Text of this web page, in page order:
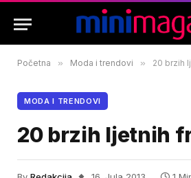
Početna » Moda i trendovi » 20 brzih
MODA I TRENDOVI
20 brzih ljetnih